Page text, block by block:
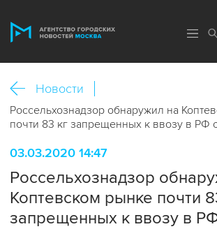
Новости
Россельхознадзор обнаружил на
почти 83 кг запрещенных к ввозу в РФ
03.03.2020 14:47
Россельхознадзор
Коптевском рынке почти
запрещенных к ввозу в